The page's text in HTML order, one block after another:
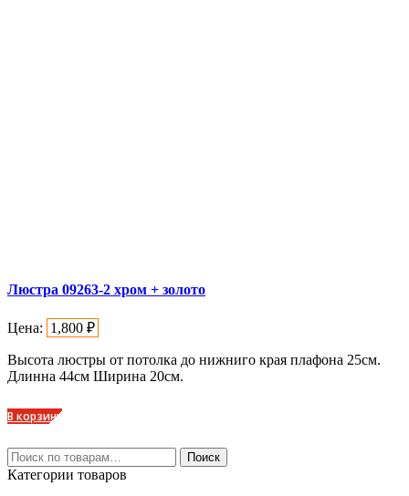
Люстра 09263-2 хром + золото
Цена: 1,800 ₽
Высота люстры от потолка до нижниго края плафона 25см.
Длинна 44см Ширина 20см.
В корзину
Искать: Поиск
Категории товаров